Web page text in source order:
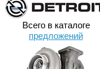
Всего в каталоге
предложений